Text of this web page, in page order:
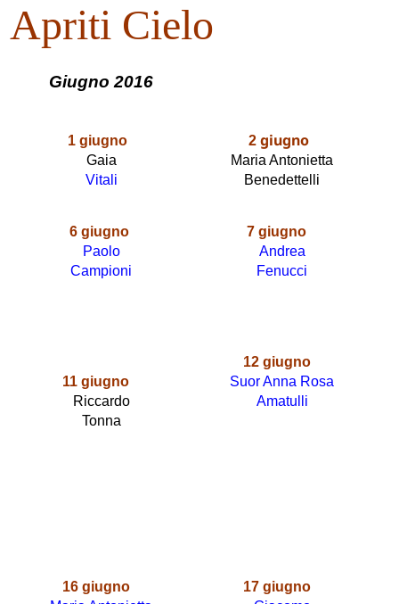
Apriti Cielo
Giugno 2016
1 giugno
Gaia
Vitali
2 giugno
Maria Antonietta
Benedettelli
6giugno
Paolo
Campioni
7giugno
Andrea
Fenucci
11giugno
Riccardo
Tonna
12 giugno
Suor Anna Rosa
Amatulli
16 giugno
17 giugno